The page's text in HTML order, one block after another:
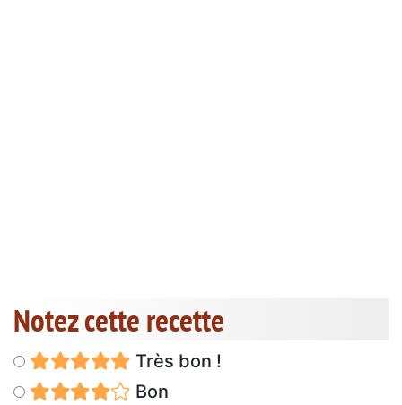
Notez cette recette
Très bon !
Bon